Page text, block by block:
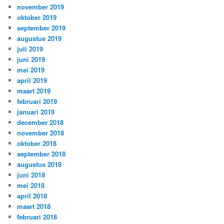
november 2019
oktober 2019
september 2019
augustus 2019
juli 2019
juni 2019
mei 2019
april 2019
maart 2019
februari 2019
januari 2019
december 2018
november 2018
oktober 2018
september 2018
augustus 2018
juni 2018
mei 2018
april 2018
maart 2018
februari 2018